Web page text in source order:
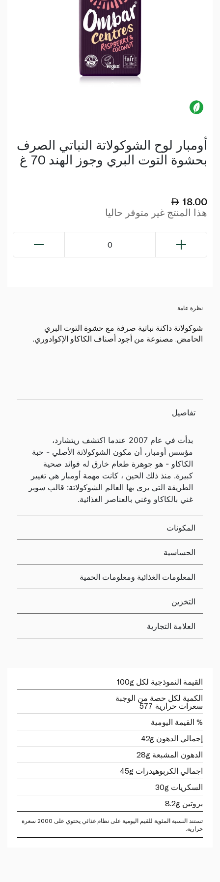
أومبار لوح الشوكولاتة النباتي الصرف
بحشوة التوت البري وجوز الهند 70 غ
18.00
هذا المنتج غير متوفر حاليا
0
نظرة عامة
شوكولاتة داكنة نباتية صرفة مع حشوة التوت البري
الحامض. مصنوعة من أجود أصناف الكاكاو الإكوادوري.
تفاصيل
بدأت في عام 2007 عندما اكتشف ريتشارد،
مؤسس أومبار، أن مكون الشوكولاتة الأصلي - حبة
الكاكاو - هو جوهرة طعام خارق له فوائد صحية
كبيرة. منذ ذلك الحين ، كانت مهمة أومبار هي تغيير
الطريقة التي يرى بها العالم الشوكولاتة: قالب سوبر
غني بالكاكاو وغني بالعناصر الغذائية.
المكونات
الحساسية
المعلومات الغذائية ومعلومات الحمية
التخزين
العلامة التجارية
القيمة النموذجية لكل 100g
الكمية لكل حصة من الوجبة
سعرات حرارية 577
% القيمة اليومية
إجمالي الدهون 42g
الدهون المشبعة 28g
اجمالي الكربوهيدرات 45g
السكريات 30g
بروتين 8.2g
تستند النسبة المئوية للقيم اليومية على نظام غذائي يحتوي على 2000 سعرة
حرارية.